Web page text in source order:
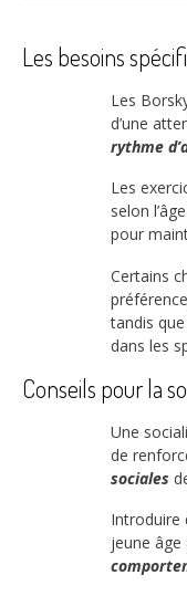
Les besoins
Les
d’une
rythme
Les
selon
pour
Certains
tandis
dans les
Conseils pour la
Une
de
sociales
Introduire
jeune âge